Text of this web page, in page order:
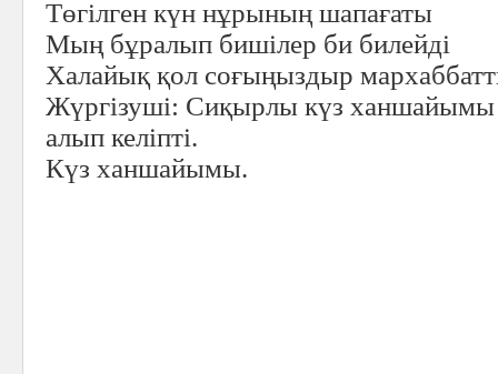
Төгілген күн нұрының шапағаты
Мың бұралып бишілер би билейді
Халайық қол соғыңыздыр
Жүргізуші: Сиқырлы күз ханшайымы
алып келіпті.
Күз ханшайымы.